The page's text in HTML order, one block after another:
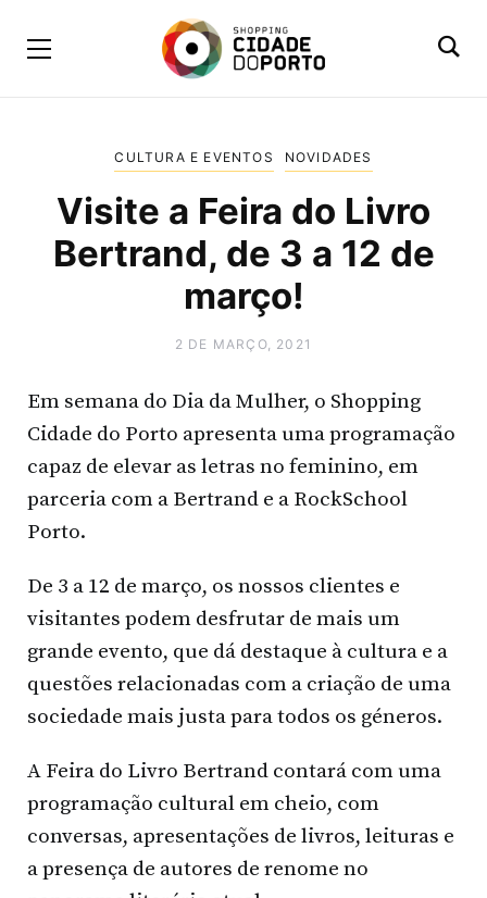
CULTURA E EVENTOS NOVIDADES
Visite a Feira do Livro
Bertrand, de 3 a 12 de
março!
2 DE MARÇO, 2021
Em semana do Dia da Mulher, o Shopping
Cidade do Porto apresenta uma programação
capaz de elevar as letras no feminino, em
parceria com a Bertrand e a RockSchool
Porto.
De 3 a 12 de março, os nossos clientes e
visitantes podem desfrutar de mais um
grande evento, que dá destaque à cultura e a
questões relacionadas com a criação de uma
sociedade mais justa para todos os géneros.
A Feira do Livro Bertrand contará com uma
programação cultural em cheio, com
conversas, apresentações de livros, leituras e
a presença de autores de renome no